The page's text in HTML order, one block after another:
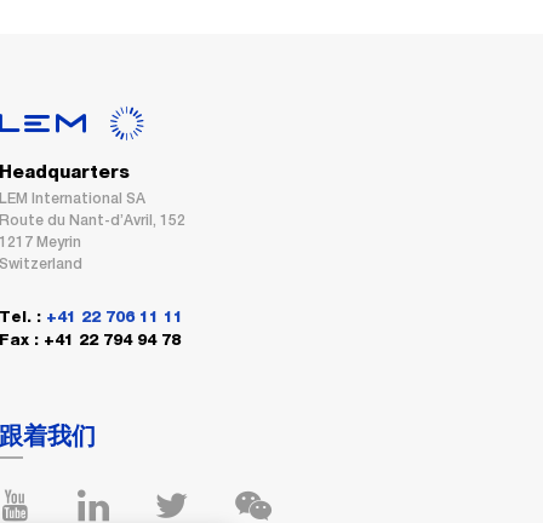
International SA
du Nant-d’Avril, 152
Meyrin
: +41 22 706 11 11
: +41 22 794 94 78
着我们